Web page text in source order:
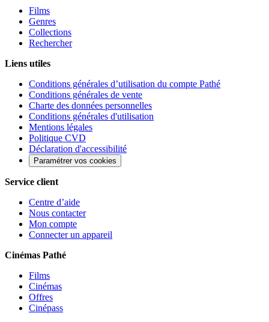
Films
Genres
Collections
Rechercher
Liens utiles
Conditions générales d’utilisation du compte Pathé
Conditions générales de vente
Charte des données personnelles
Conditions générales d'utilisation
Mentions légales
Politique CVD
Déclaration d'accessibilité
Paramétrer vos cookies
Service client
Centre d’aide
Nous contacter
Mon compte
Connecter un appareil
Cinémas Pathé
Films
Cinémas
Offres
Cinépass